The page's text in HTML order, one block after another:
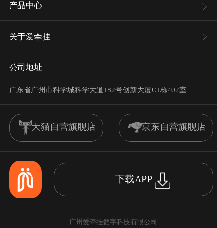
产品中心
关于爱牵挂
公司地址
广东省广州市科学城科学大道182号创新大厦C1栋402室
天猫自营旗舰店 京东自营旗舰店
下载APP
广州爱牵挂数字科技有限公司